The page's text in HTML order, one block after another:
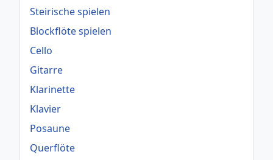
Steirische spielen
Blockflöte spielen
Cello
Gitarre
Klarinette
Klavier
Posaune
Querflöte